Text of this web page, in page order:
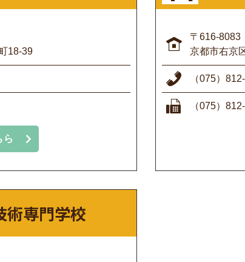
18-39
ら
〒616-8083
京都市右京
（075）
（075）
術専門学校